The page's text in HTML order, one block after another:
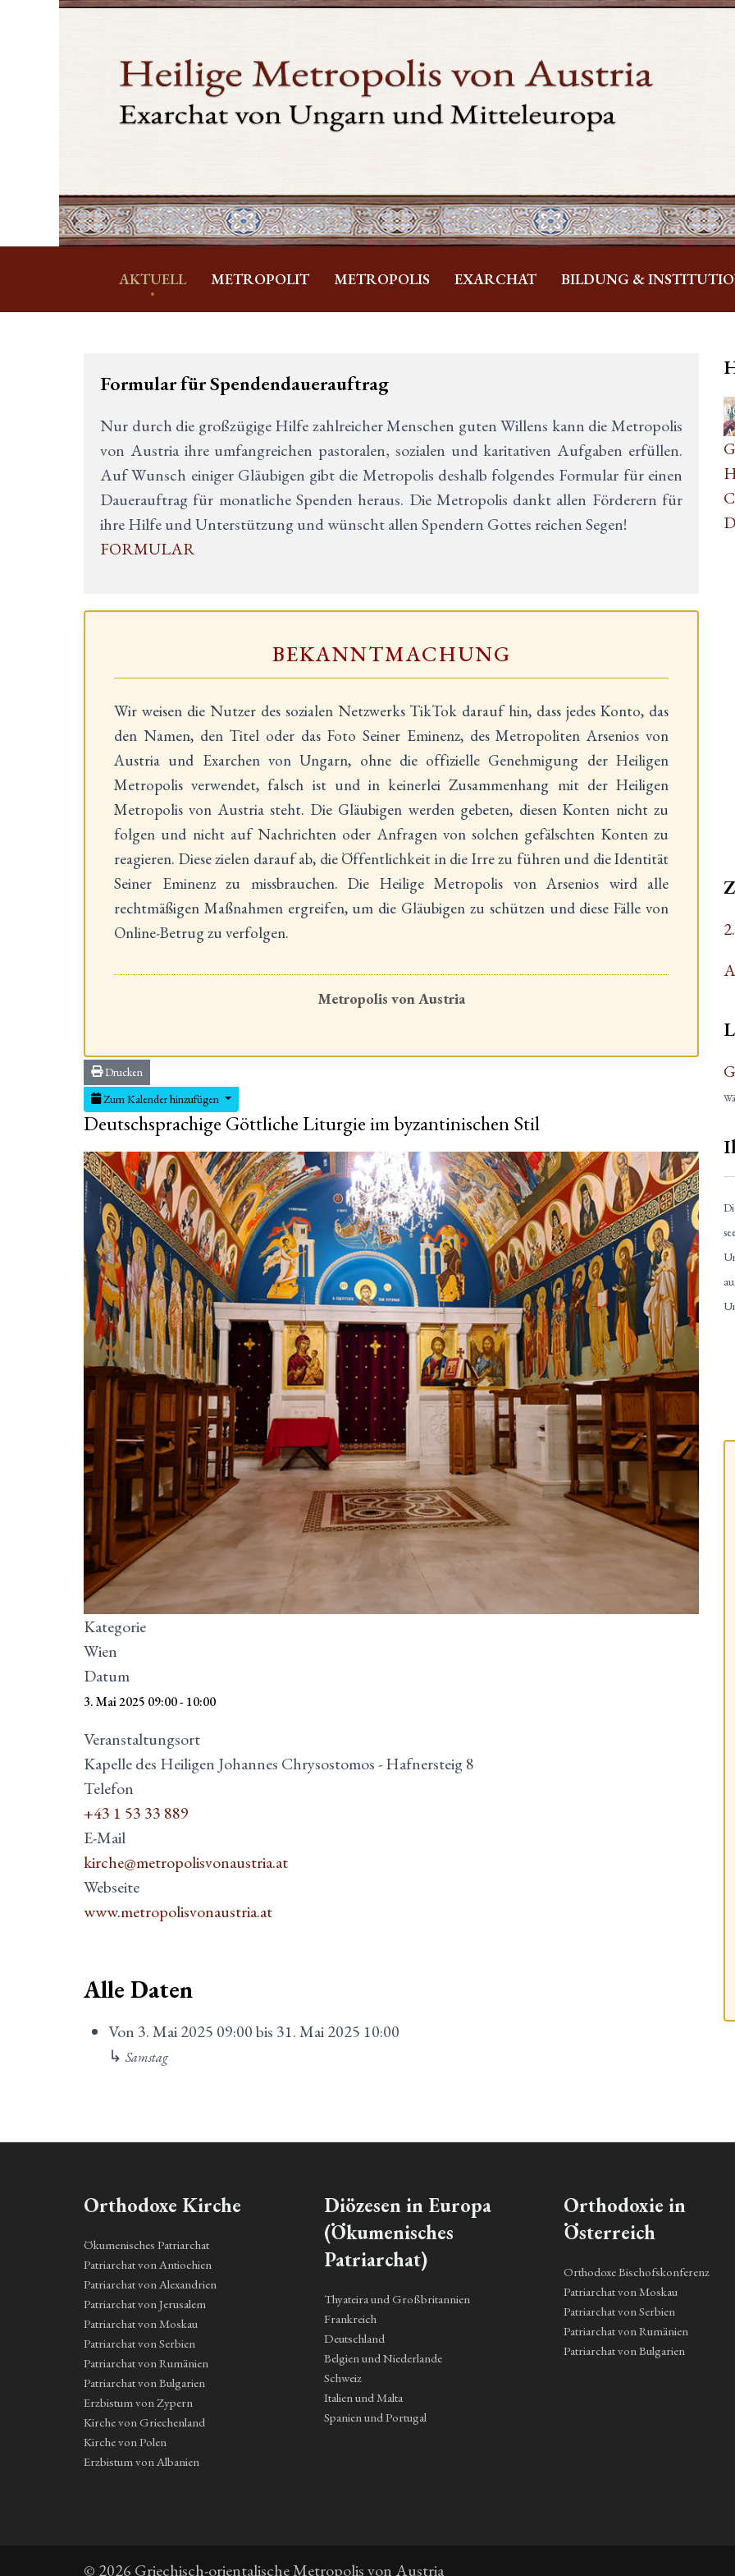
AKTUELL METROPOLIT METROPOLIS EXARCHAT BILDUNG &
Formular für Spendendauerauftrag
Nur durch die großzügige Hilfe zahlreicher Menschen guten Willens kann die Metropolis
von Austria ihre umfangreichen pastoralen, sozialen und karitativen Aufgaben erfüllen.
Auf Wunsch einiger Gläubigen gibt die Metropolis deshalb folgendes Formular für einen
Dauerauftrag für monatliche Spenden heraus. Die Metropolis dankt allen Förderern für
ihre Hilfe und Unterstützung und wünscht allen Spendern Gottes reichen Segen!
FORMULAR
BEKANNTMACHUNG
Wir weisen die Nutzer des sozialen Netzwerks TikTok darauf hin, dass jedes Konto, das
den Namen, den Titel oder das Foto Seiner Eminenz, des Metropoliten Arsenios von
Austria und Exarchen von Ungarn, ohne die offizielle Genehmigung der Heiligen
Metropolis verwendet, falsch ist und in keinerlei Zusammenhang mit der Heiligen
Metropolis von Austria steht. Die Gläubigen werden gebeten, diesen Konten nicht zu
folgen und nicht auf Nachrichten oder Anfragen von solchen gefälschten Konten zu
reagieren. Diese zielen darauf ab, die Öffentlichkeit in die Irre zu führen und die Identität
Seiner Eminenz zu missbrauchen. Die Heilige Metropolis von Arsenios wird alle
rechtmäßigen Maßnahmen ergreifen, um die Gläubigen zu schützen und diese Fälle von
Online-Betrug zu verfolgen.
Metropolis von Austria
Drucken
Zum Kalender hinzufügen
Deutschsprachige Göttliche Liturgie im byzantinischen Stil
Kategorie
Wien
Datum
3. Mai 2025 09:00- 10:00
Veranstaltungsort
Kapelle des Heiligen Johannes Chrysostomos - Hafnersteig 8
Telefon
+43 1 53 33 889
E-Mail
kirche@metropolisvonaustria.at
Webseite
www.metropolisvonaustria.at
Alle Daten
Von 3. Mai 2025 09:00bis 31. Mai 2025 10:00
↳ Samstag
Orthodoxe Kirche
Ökumenisches Patriarchat
Patriarchat von Antiochien
Patriarchat von Alexandrien
Patriarchat von Jerusalem
Patriarchat von Moskau
Patriarchat von Serbien
Patriarchat von Rumänien
Patriarchat von Bulgarien
Erzbistum von Zypern
Kirche von Griechenland
Kirche von Polen
Erzbistum von Albanien
Diözesen in Europa
(Ökumenisches
Patriarchat)
Thyateira und Großbritannien
Frankreich
Deutschland
Belgien und Niederlande
Schweiz
Italien und Malta
Spanien und Portugal
Orthodoxie in
Österreich
Orthodoxe Bischofskonferenz
Patriarchat von Moskau
Patriarchat von Serbien
Patriarchat von Rumänien
Patriarchat von Bulgarien
© 2026 Griechisch-orientalische Metropolis von Austria